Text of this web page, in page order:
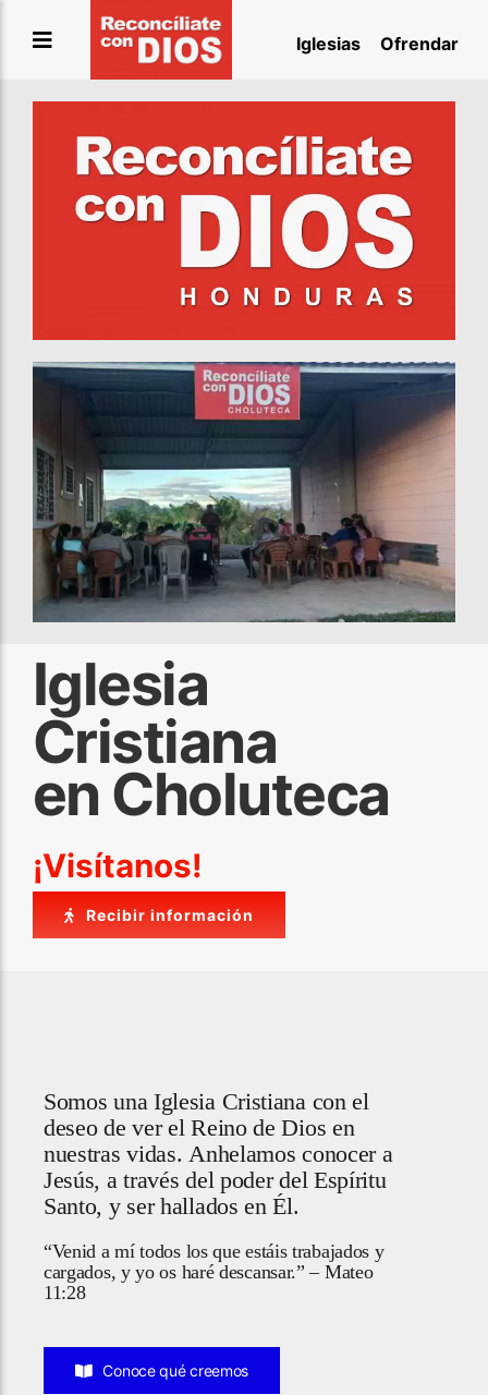
Iglesias Ofrendar
Iglesia
Cristiana
en Choluteca
¡Visítanos!
Recibir información
Somos una Iglesia Cristiana con el
deseo de ver el Reino de Dios en
nuestras vidas. Anhelamos conocer a
Jesús, a través del poder del Espíritu
Santo, y ser hallados en Él.
“Venid a mí todos los que estáis trabajados y
cargados, y yo os haré descansar.” – Mateo
11:28
Conoce qué creemos